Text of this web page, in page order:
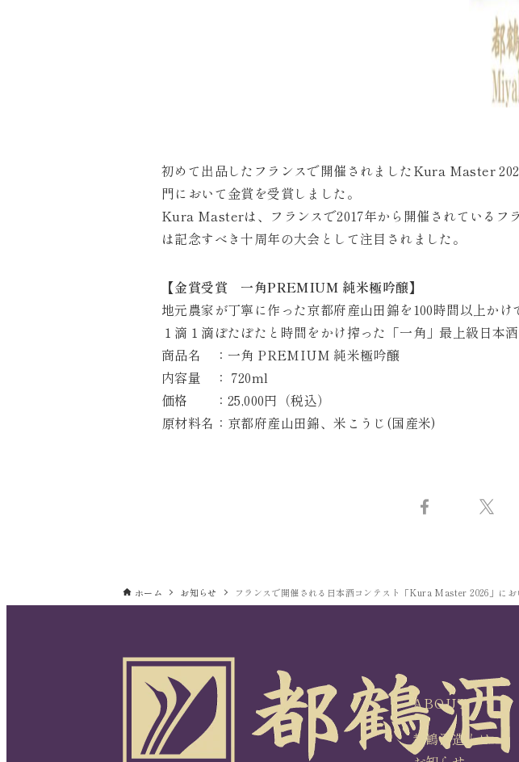
初めて出品したフランスで開催されましたKura Master
門において金賞を受賞しました。
Kura Masterは、フランスで2017年から開催されているフ
は記念すべき十周年の大会として注目されました。
【金賞受賞 一角PREMIUM 純米極吟醸】
地元農家が丁寧に作った京都府産山田錦を100時間以上か
１滴１滴ぽたぽたと時間をかけ搾った「一角」最上級日本酒
商品名 ：一角 PREMIUM 純米極吟醸
内容量 ： 720ml
価格 ：25,000円（税込）
原材料名：京都府産山田錦、米こうじ(国産米)
ホーム お知らせ フランスで開催される日本酒コンテスト「Kura Master 2026」に
ABOUT
都鶴酒造とは